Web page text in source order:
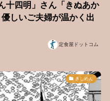
十四明」さん「きぬあか
しいご夫婦が温かく出
定食屋ドットコム
きしめん